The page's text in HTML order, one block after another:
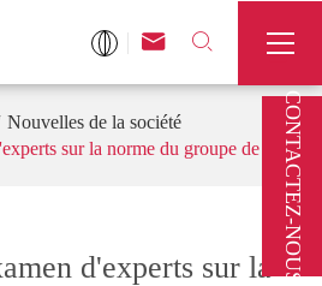
 

Nouvelles de la société
sur la norme du groupe de
d'experts sur la CONTACTEZ-NOUS